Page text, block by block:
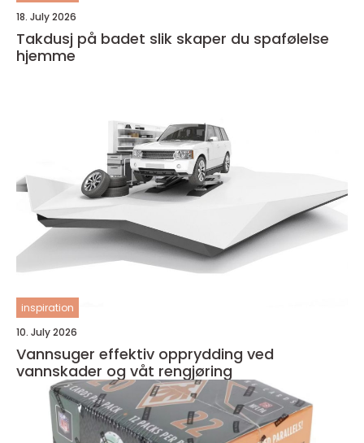
18. July 2026
Takdusj på badet slik skaper du spafølelse
hjemme
inspiration
10. July 2026
Vannsuger effektiv opprydding ved
vannskader og våt rengjøring